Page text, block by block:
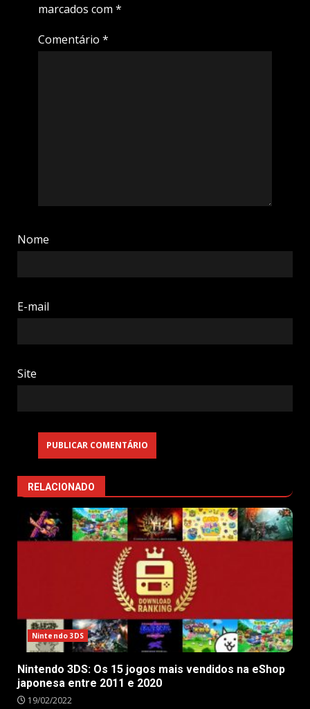
marcados com *
Comentário *
Nome
E-mail
Site
RELACIONADO
Nintendo 3DS
Nintendo 3DS: Os 15 jogos mais vendidos na eShop
japonesa entre 2011 e 2020
19/02/2022